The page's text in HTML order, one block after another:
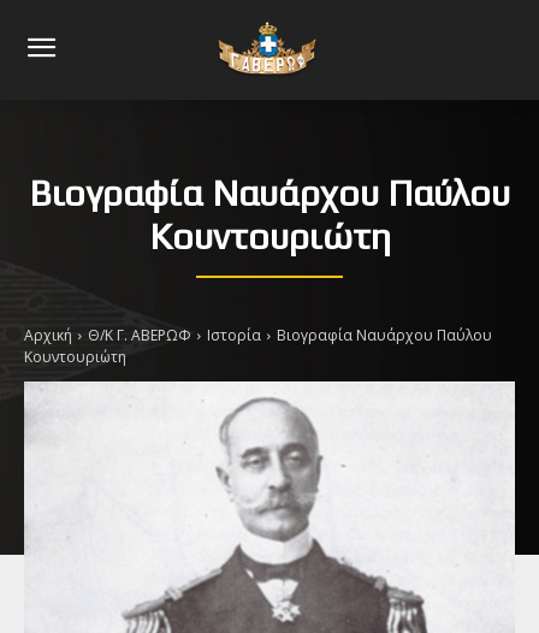
Βιογραφία Ναυάρχου Παύλου
Κουντουριώτη
Αρχική Θ/Κ Γ. ΑΒΕΡΩΦ Ιστορία
Βιογραφία Ναυάρχου Παύλου
Κουντουριώτη